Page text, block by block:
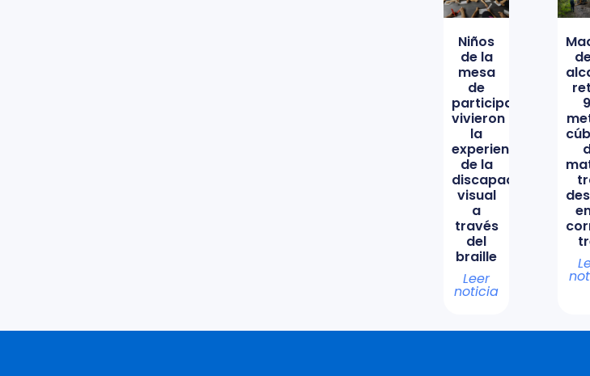
Niños
de la
mesa
de
participación
vivieron
la
experiencia
de la
discapacidad
visual
a
través
del
braille
Leer
noticia